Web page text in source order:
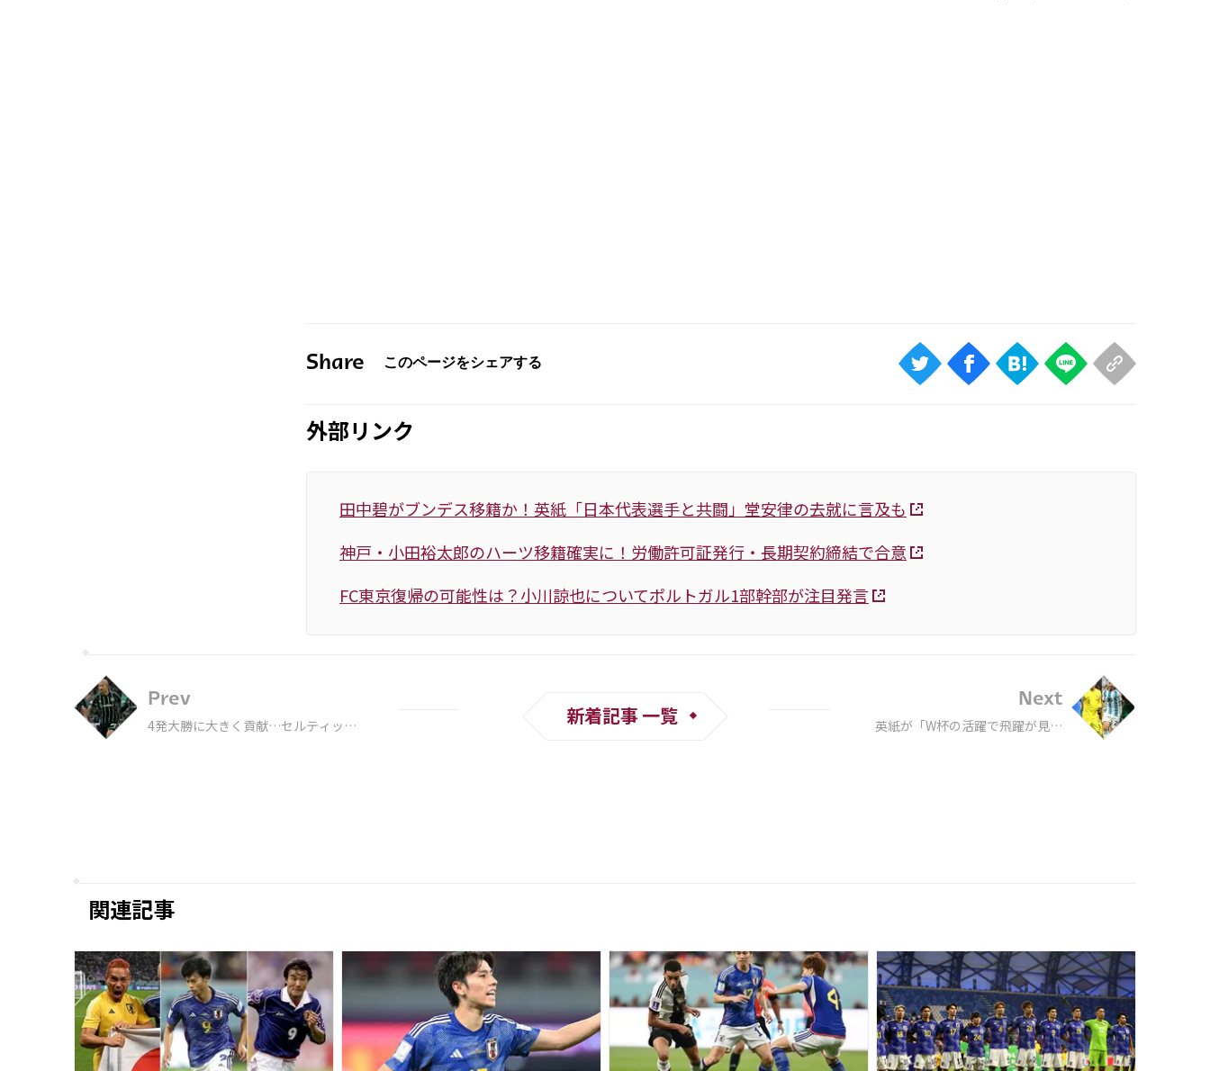
Share
外部リンク
田中碧がブンデス移籍か！英紙「日本代表選手と共闘」堂安律の去就に言及も
神戸・小田裕太郎のハーツ移籍確実に！労働許可証発行・長期契約締結で合意
FC東京復帰の可能性は？小川諒也についてポルトガル1部幹部が注目発言
Prev
4発大勝に大きく貢献…セルティック
新着記事 一覧
Next
英紙が「W杯の活躍で飛躍が見込
関連記事